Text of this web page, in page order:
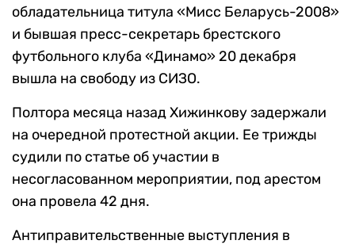
обладательница титула «Мисс Беларусь-2008»
и бывшая пресс-секретарь брестского
футбольного клуба «Динамо» 20 декабря
вышла на свободу из СИЗО.
Полтора месяца назад Хижинкову задержали
на очередной протестной акции. Ее трижды
судили по статье об участии в
несогласованном мероприятии, под арестом
она провела 42 дня.
Антиправительственные выступления в